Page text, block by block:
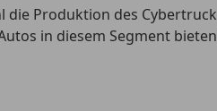
die Produktion des
in diesem Segment